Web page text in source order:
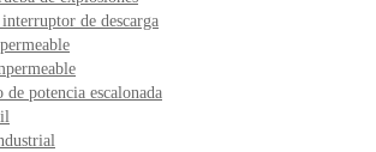
de descarga
potencia escalonada